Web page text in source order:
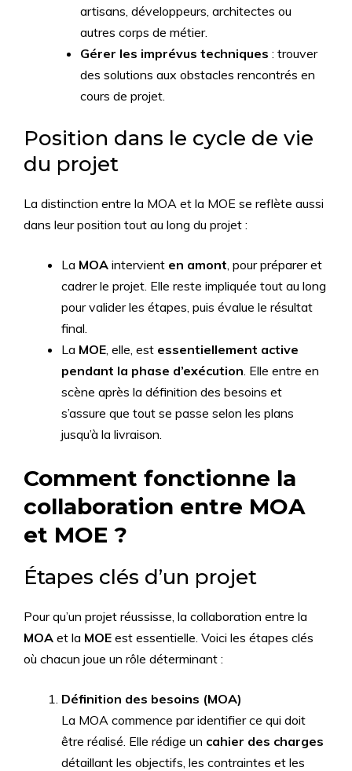
artisans, développeurs, architectes ou
autres corps de métier.
Gérer les imprévus techniques : trouver
des solutions aux obstacles rencontrés en
cours de projet.
Position dans le cycle de vie
du projet
La distinction entre la MOA et la MOE se reflète aussi
dans leur position tout au long du projet :
La MOA intervient en amont, pour préparer et
cadrer le projet. Elle reste impliquée tout au long
pour valider les étapes, puis évalue le résultat
final.
La MOE, elle, est essentiellement active
pendant la phase d’exécution. Elle entre en
scène après la définition des besoins et
s’assure que tout se passe selon les plans
jusqu’à la livraison.
Comment fonctionne la
collaboration entre MOA
et MOE ?
Étapes clés d’un projet
Pour qu’un projet réussisse, la collaboration entre la
MOA et la MOE est essentielle. Voici les étapes clés
où chacun joue un rôle déterminant :
Définition des besoins (MOA)
La MOA commence par identifier ce qui doit
être réalisé. Elle rédige un cahier des charges
détaillant les objectifs, les contraintes et les